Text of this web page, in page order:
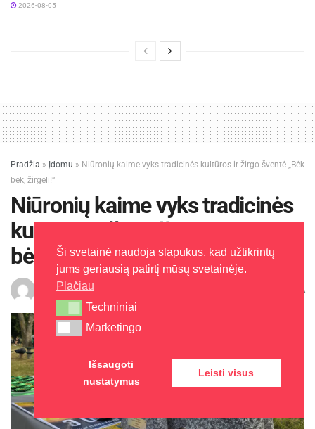
2026-08-05
Pradžia » Įdomu » Niūronių kaime vyks tradicinės kultūros ir žirgo šventė „Bėk
bėk, žirgeli!“
Niūronių kaime vyks tradicinės
kultūros ir žirgo šventė „Bėk
bėk, žirgeli!“
Zita A. 2026-06-05 A
Ši svetainė naudoja slapukus, kad užtikrintų
jums geriausią patirtį mūsų svetainėje.
Plačiau
Techniniai
Techniniai
Marketingo
Marketingo
Išsaugoti
nustatymus
Leisti visus